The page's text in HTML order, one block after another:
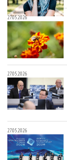
27.05.2026
27.05.2026
27.05.2026